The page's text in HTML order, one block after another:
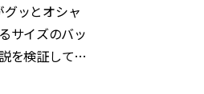
ッとオシャ
サイズのバッ
を検証してみ